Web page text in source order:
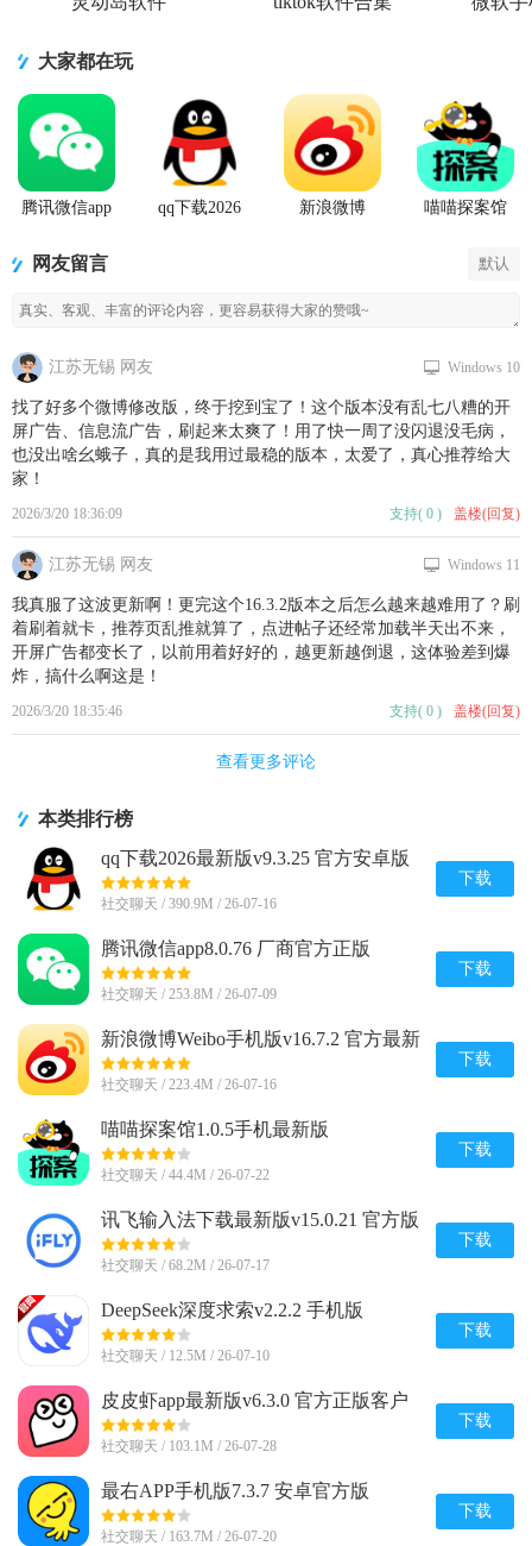
大家都在玩
腾讯微信app
qq下载2026
新浪微博
喵喵探案馆
网友留言 默认
江苏无锡 网友
2026/3/20 18:36:09
找了好多个微博修改版，终于挖到宝了！这个版本没有乱七八糟的开
屏广告、信息流广告，刷起来太爽了！用了快一周了没闪退没毛病，
也没出啥幺蛾子，真的是我用过最稳的版本，太爱了，真心推荐给大
家！
Windows 10
支持( 0 ) 盖楼(回复)
江苏无锡 网友
2026/3/20 18:35:46
我真服了这波更新啊！更完这个16.3.2版本之后怎么越来越难用了？刷
着刷着就卡，推荐页乱推就算了，点进帖子还经常加载半天出不来，
开屏广告都变长了，以前用着好好的，越更新越倒退，这体验差到爆
炸，搞什么啊这是！
Windows 11
支持( 0 ) 盖楼(回复)
查看更多评论
本类排行榜
qq下载2026最新版v9.3.25 官方安卓版
社交聊天 / 390.9M / 26-07-16
下载
腾讯微信app8.0.76 厂商官方正版
社交聊天 / 253.8M / 26-07-09
下载
新浪微博Weibo手机版v16.7.2 官方最新
版
社交聊天 / 223.4M / 26-07-16
下载
喵喵探案馆1.0.5手机最新版
社交聊天 / 44.4M / 26-07-22
下载
讯飞输入法下载最新版v15.0.21 官方版
社交聊天 / 68.2M / 26-07-17
下载
DeepSeek深度求索v2.2.2 手机版
社交聊天 / 12.5M / 26-07-10
下载
皮皮虾app最新版v6.3.0 官方正版客户
端
社交聊天 / 103.1M / 26-07-28
下载
最右APP手机版7.3.7 安卓官方版
社交聊天 / 163.7M / 26-07-20
下载